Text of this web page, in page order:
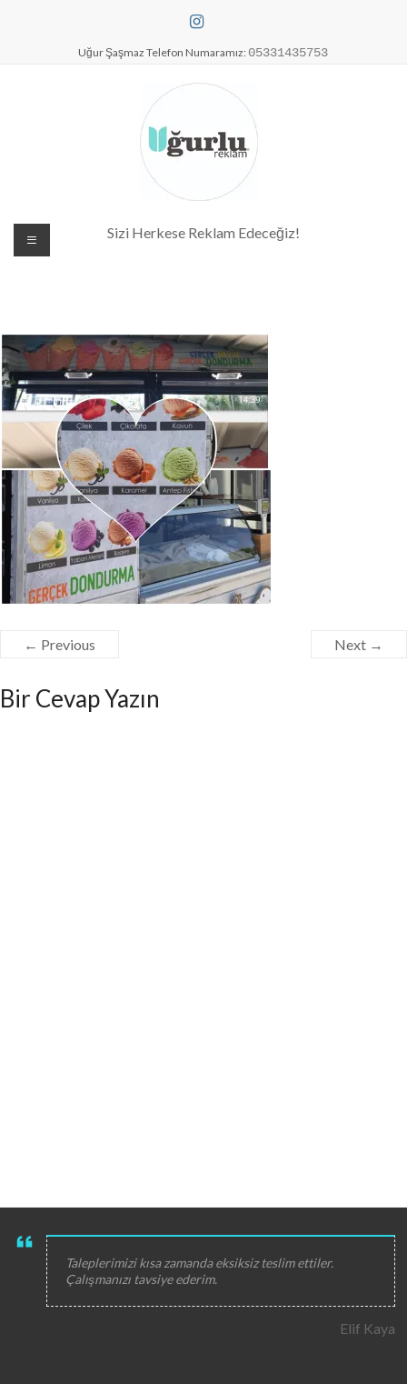
Uğur Şaşmaz Telefon Numaramız: 05331435753
Dijital Baskı Merkezi| Antalya
Reklam Baskı| Antalya Tabela
Sizi Herkese Reklam Edeceğiz!
← Previous Next →
Bir Cevap Yazın
Taleplerimizi kısa zamanda eksiksiz teslim ettiler.
Çalışmanızı tavsiye ederim.
Elif Kaya